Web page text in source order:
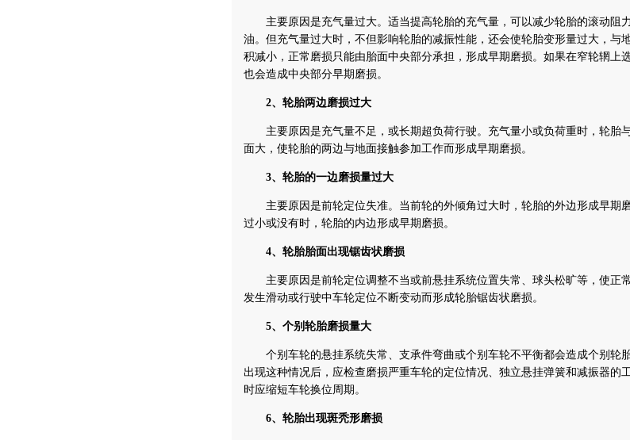
主要原因是充气量过大。适当提高轮胎的充气量，可以减少轮胎的滚动阻
油。但充气量过大时，不但影响轮胎的减振性能，还会使轮胎变形量过大，与
积减小，正常磨损只能由胎面中央部分承担，形成早期磨损。如果在窄轮辋上
也会造成中央部分早期磨损。
2、轮胎两边磨损过大
主要原因是充气量不足，或长期超负荷行驶。充气量小或负荷重时，轮胎
面大，使轮胎的两边与地面接触参加工作而形成早期磨损。
3、轮胎的一边磨损量过大
主要原因是前轮定位失准。当前轮的外倾角过大时，轮胎的外边形成早期
过小或没有时，轮胎的内边形成早期磨损。
4、轮胎胎面出现锯齿状磨损
主要原因是前轮定位调整不当或前悬挂系统位置失常、球头松旷等，使正
发生滑动或行驶中车轮定位不断变动而形成轮胎锯齿状磨损。
5、个别轮胎磨损量大
个别车轮的悬挂系统失常、支承件弯曲或个别车轮不平衡都会造成个别轮胎
出现这种情况后，应检查磨损严重车轮的定位情况、独立悬挂弹簧和减振器的
时应缩短车轮换位周期。
6、轮胎出现斑秃形磨损